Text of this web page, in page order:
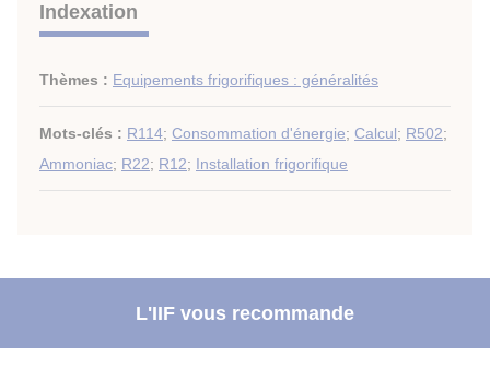
Indexation
Thèmes : Equipements frigorifiques : généralités
Mots-clés : R114; Consommation d'énergie; Calcul; R502;
Ammoniac; R22; R12; Installation frigorifique
L'IIF vous recommande